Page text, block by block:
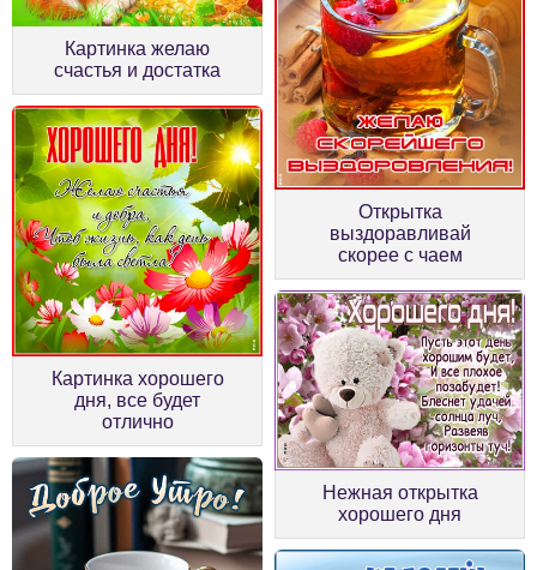
Картинка желаю
счастья и достатка
Открытка
выздоравливай
скорее с чаем
Картинка хорошего
дня, все будет
отлично
Нежная открытка
хорошего дня